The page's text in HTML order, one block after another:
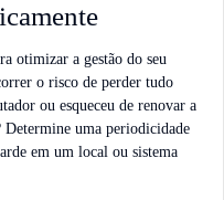
otimizar a gestão do seu
o risco de perder tudo
ou esqueceu de renovar a
uma periodicidade
em um local ou sistema